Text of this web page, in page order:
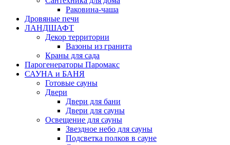
Раковина-чаша
Дровяные печи
ЛАНДШАФТ
Декор территории
Вазоны из гранита
Краны для сада
Парогенераторы Паромакс
САУНА и БАНЯ
Готовые сауны
Двери
Двери для бани
Двери для сауны
Освещение для сауны
Звездное небо для сауны
Подсветка полков в сауне